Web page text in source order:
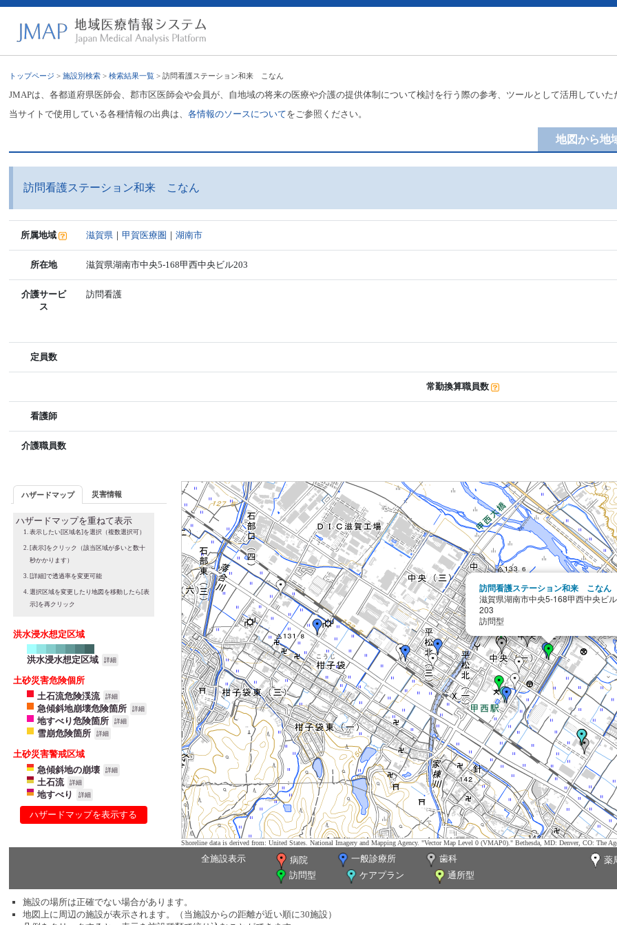
トップページ >施設別検索 >検索結果一覧 > 訪問看護ステーション和来 こなん
JMAPは、各都道府県医師会、郡市区医師会や会員が、自地域の将来の医療や介護の提供体制について検討を行う際の参考、ツールとして活用してい
当サイトで使用している各種情報の出典は、各情報のソースについてをご参照ください。
地図から地
訪問看護ステーション和来 こなん
所属地域 滋賀県 ｜甲賀医療圏 ｜湖南市
所在地 滋賀県湖南市中央5-168甲西中央ビル203
介護サービ
ス
訪問看護
定員数
常勤換算職員数
看護師
介護職員数
ハザードマップ 災害情報
ハザードマップを重ねて表示
表示したい[区域名]を選択（複数選択可）
[表示]をクリック（該当区域が多いと数十
秒かかります）
[詳細]で透過率を変更可能
選択区域を変更したり地図を移動したら[表
示]を再クリック
洪水浸水想定区域
洪水浸水想定区域 詳細
土砂災害危険個所
土石流危険渓流
詳細
急傾斜地崩壊危険箇所 詳細
地すべり危険箇所 詳細
雪崩危険箇所 詳細
土砂災害警戒区域
急傾斜地の崩壊
詳細
土石流 詳細
地すべり 詳細
ハザードマップを表示する
訪問看護ステーション和来 こなん
滋賀県湖南市中央5-168甲西中央ビル
203
訪問型
Shoreline data is derived from: United States. National Imagery and Mapping Agency. "Vector Map Level 0 (VMAP0)." Bethesda, MD: Denver, CO: The
全施設表示 病院 一般診療所 歯科
薬
訪問型
ケアプラン 通所型
施設の場所は正確でない場合があります。
地図上に周辺の施設が表示されます。（当施設からの距離が近い順に30施設）